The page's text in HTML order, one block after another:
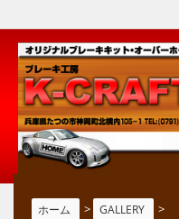
ホーム > GALLERY >